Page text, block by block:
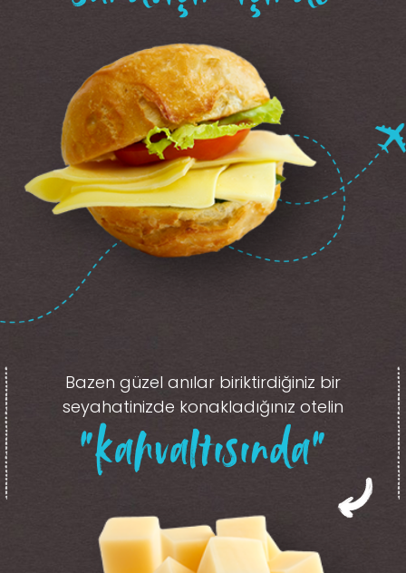
Bazen güzel anılar biriktirdiğiniz bir
seyahatinizde konakladığınız otelin
“kahvaltısında”